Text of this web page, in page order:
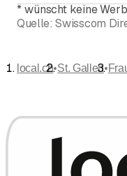
* wünscht keine
Quelle: Swisscom
local.ch•St. Gallen•